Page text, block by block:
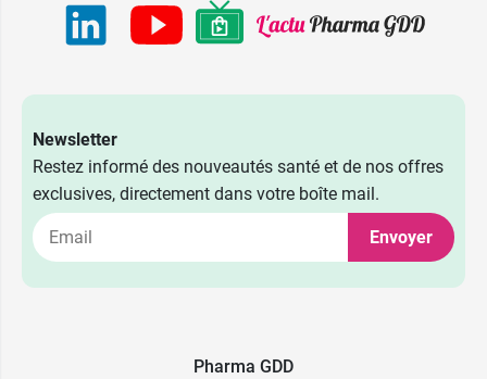
Newsletter
Restez informé des nouveautés santé et de nos offres
exclusives, directement dans votre boîte mail.
Envoyer
Pharma GDD